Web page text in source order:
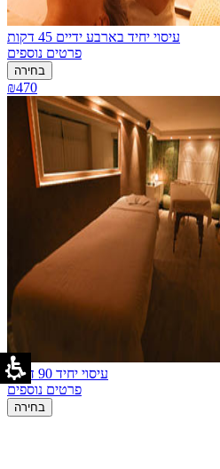
עיסוי יחיד בארבע ידיים 45 דקות
פרטים נוספים
בחירה
₪470
עיסוי יחיד 90 דקות
פרטים נוספים
בחירה